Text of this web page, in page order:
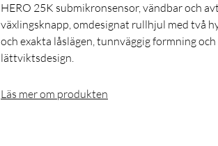
HERO 25K submikronsensor, vändbar och
växlingsknapp, omdesignat rullhjul med två
och exakta låslägen, tunnväggig formning och
lättviktsdesign.
Läs mer om produkten